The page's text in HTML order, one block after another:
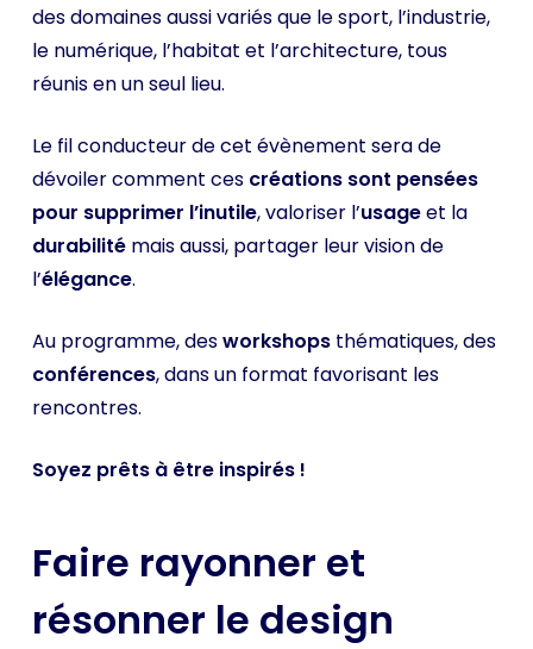
des domaines aussi variés que le sport, l’industrie,
le numérique, l’habitat et l’architecture, tous
réunis en un seul lieu.
Le fil conducteur de cet évènement sera de
dévoiler comment ces créations sont pensées
pour supprimer l’inutile, valoriser l’usageet la
durabilitémais aussi, partager leur vision de
l’élégance.
Au programme, desworkshopsthématiques, des
conférences, dans un format favorisant les
rencontres.
Soyez prêts à être inspirés !
Faire rayonner et
résonner le design